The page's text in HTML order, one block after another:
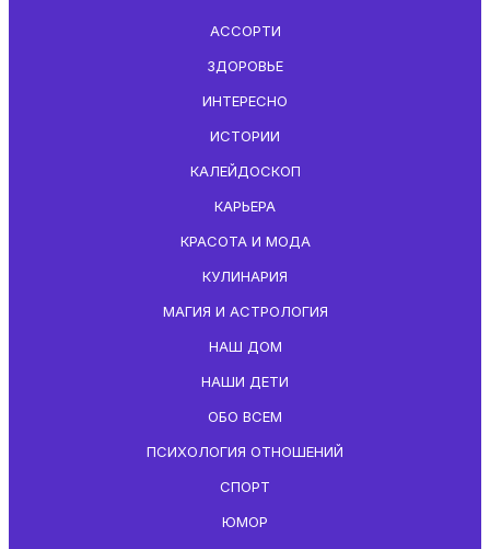
АССОРТИ
ЗДОРОВЬЕ
ИНТЕРЕСНО
ИСТОРИИ
КАЛЕЙДОСКОП
КАРЬЕРА
КРАСОТА И МОДА
КУЛИНАРИЯ
МАГИЯ И АСТРОЛОГИЯ
НАШ ДОМ
НАШИ ДЕТИ
ОБО ВСЕМ
ПСИХОЛОГИЯ ОТНОШЕНИЙ
СПОРТ
ЮМОР